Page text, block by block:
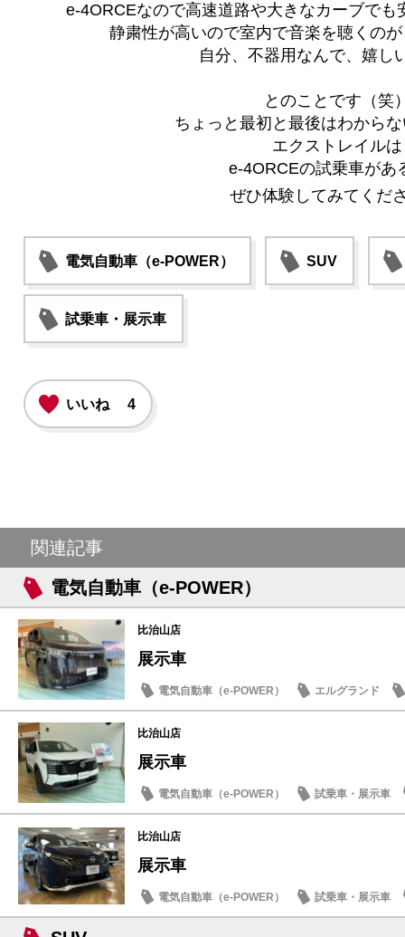
e-4ORCEなので高速道路や大きなカーブでも
静粛性が高いので室内で音楽を聴くの
自分、不器用なんで、嬉し
とのことです（笑
ちょっと最初と最後はわから
エクストレイルは
e-4ORCEの試乗車があ
ぜひ体験してみてくだ
電気自動車（e-POWER） SUV
試乗車・展示車
いいね 4
関連記事
電気自動車（e-POWER）
比治山店
展示車
電気自動車（e-POWER）
エルグランド
新型車
比治山店
展示車
電気自動車（e-POWER） 試乗車・展示車
比治山店
展示車
電気自動車（e-POWER） 試乗車・展示車